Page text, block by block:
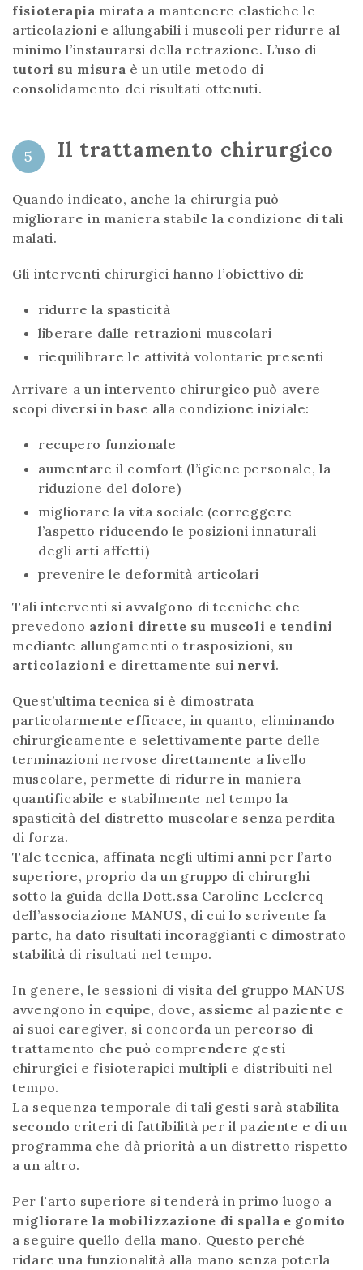
fisioterapia mirata a mantenere elastiche le
articolazioni e allungabili i muscoli per ridurre al
minimo l’instaurarsi della retrazione. L’uso di
tutori su misura è un utile metodo di
consolidamento dei risultati ottenuti.
5 Il trattamento chirurgico
Quando indicato, anche la chirurgia può
migliorare in maniera stabile la condizione di tali
malati.
Gli interventi chirurgici hanno l’obiettivo di:
ridurre la spasticità
liberare dalle retrazioni muscolari
riequilibrare le attività volontarie presenti
Arrivare a un intervento chirurgico può avere
scopi diversi in base alla condizione iniziale:
recupero funzionale
aumentare il comfort (l’igiene personale, la
riduzione del dolore)
migliorare la vita sociale (correggere
l’aspetto riducendo le posizioni innaturali
degli arti affetti)
prevenire le deformità articolari
Tali interventi si avvalgono di tecniche che
prevedono azioni dirette su muscoli e tendini
mediante allungamenti o trasposizioni, su
articolazioni e direttamente sui nervi.
Quest’ultima tecnica si è dimostrata
particolarmente efficace, in quanto, eliminando
chirurgicamente e selettivamente parte delle
terminazioni nervose direttamente a livello
muscolare, permette di ridurre in maniera
quantificabile e stabilmente nel tempo la
spasticità del distretto muscolare senza perdita
di forza.
Tale tecnica, affinata negli ultimi anni per l’arto
superiore, proprio da un gruppo di chirurghi
sotto la guida della Dott.ssa Caroline Leclercq
dell’associazione MANUS, di cui lo scrivente fa
parte, ha dato risultati incoraggianti e dimostrato
stabilità di risultati nel tempo.
In genere, le sessioni di visita del gruppo MANUS
avvengono in equipe, dove, assieme al paziente e
ai suoi caregiver, si concorda un percorso di
trattamento che può comprendere gesti
chirurgici e fisioterapici multipli e distribuiti nel
tempo.
La sequenza temporale di tali gesti sarà stabilita
secondo criteri di fattibilità per il paziente e di un
programma che dà priorità a un distretto rispetto
a un altro.
Per l'arto superiore si tenderà in primo luogo a
migliorare la mobilizzazione di spalla e gomito
a seguire quello della mano. Questo perché
ridare una funzionalità alla mano senza poterla